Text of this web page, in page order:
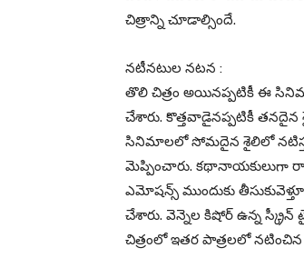
చిత్రాన్ని చూడాల్సిందే.
నటీనటుల నటన :
తొలి చిత్రం అయినప్పటికీ ఈ
చేశారు. కొత్తవాడైనప్పటికీ తనదైన
సినిమాలలో సోమదైన శైలిలో నటిస్తూ
మెప్పించారు. కథానాయకులుగా
ఎమోషన్స్ ముందుకు
చేశారు. వెన్నెల కిషోర్ ఉన్న
చిత్రంలో ఇతర పాత్రలలో